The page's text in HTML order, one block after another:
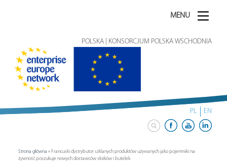
MENU
POLSKA | KONSORCJUM POLSKA WSCHODNIA
PL EN
Strona główna » Francuski dystrybutor szklanych produktów używanych jako pojemniki na
żywność poszukuje nowych dostawców słoików i butelek.